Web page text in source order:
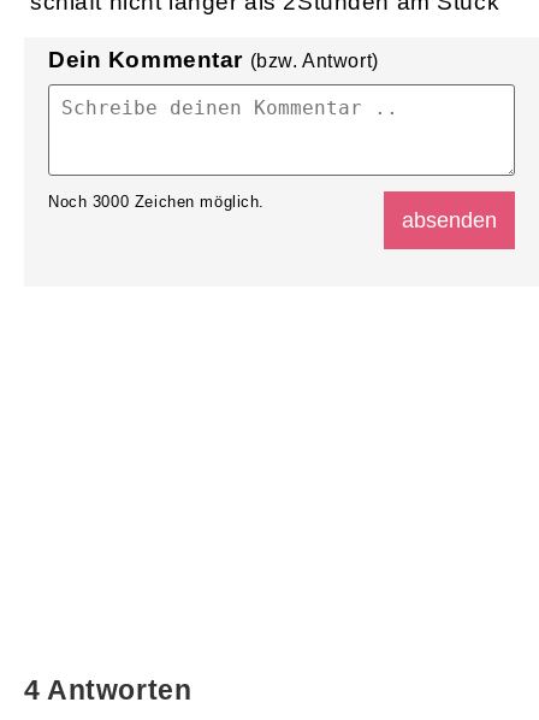
Dein Kommentar (bzw. Antwort)
Noch 3000 Zeichen möglich.
4 Antworten